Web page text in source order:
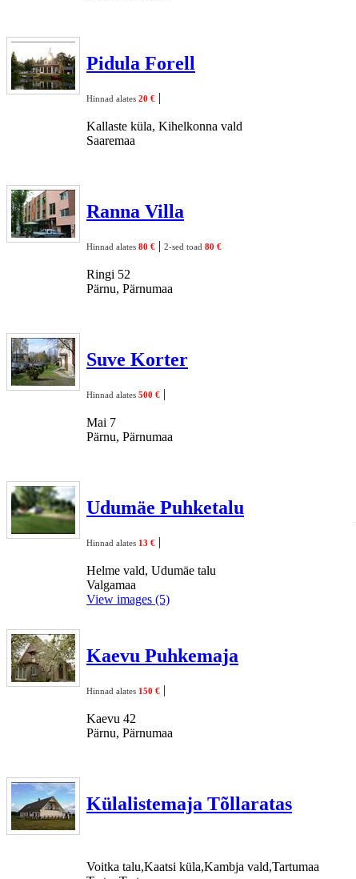
Pidula Forell
Hinnad alates 20 € |
Kallaste küla, Kihelkonna vald
Saaremaa
Ranna Villa
Hinnad alates 80 € | 2-sed toad 80 €
Ringi 52
Pärnu, Pärnumaa
Suve Korter
Hinnad alates 500 € |
Mai 7
Pärnu, Pärnumaa
Udumäe Puhketalu
Hinnad alates 13 € |
Helme vald, Udumäe talu
Valgamaa
View images (5)
Kaevu Puhkemaja
Hinnad alates 150 € |
Kaevu 42
Pärnu, Pärnumaa
Külalistemaja Tõllaratas
Voitka talu,Kaatsi küla,Kambja vald,Tartumaa